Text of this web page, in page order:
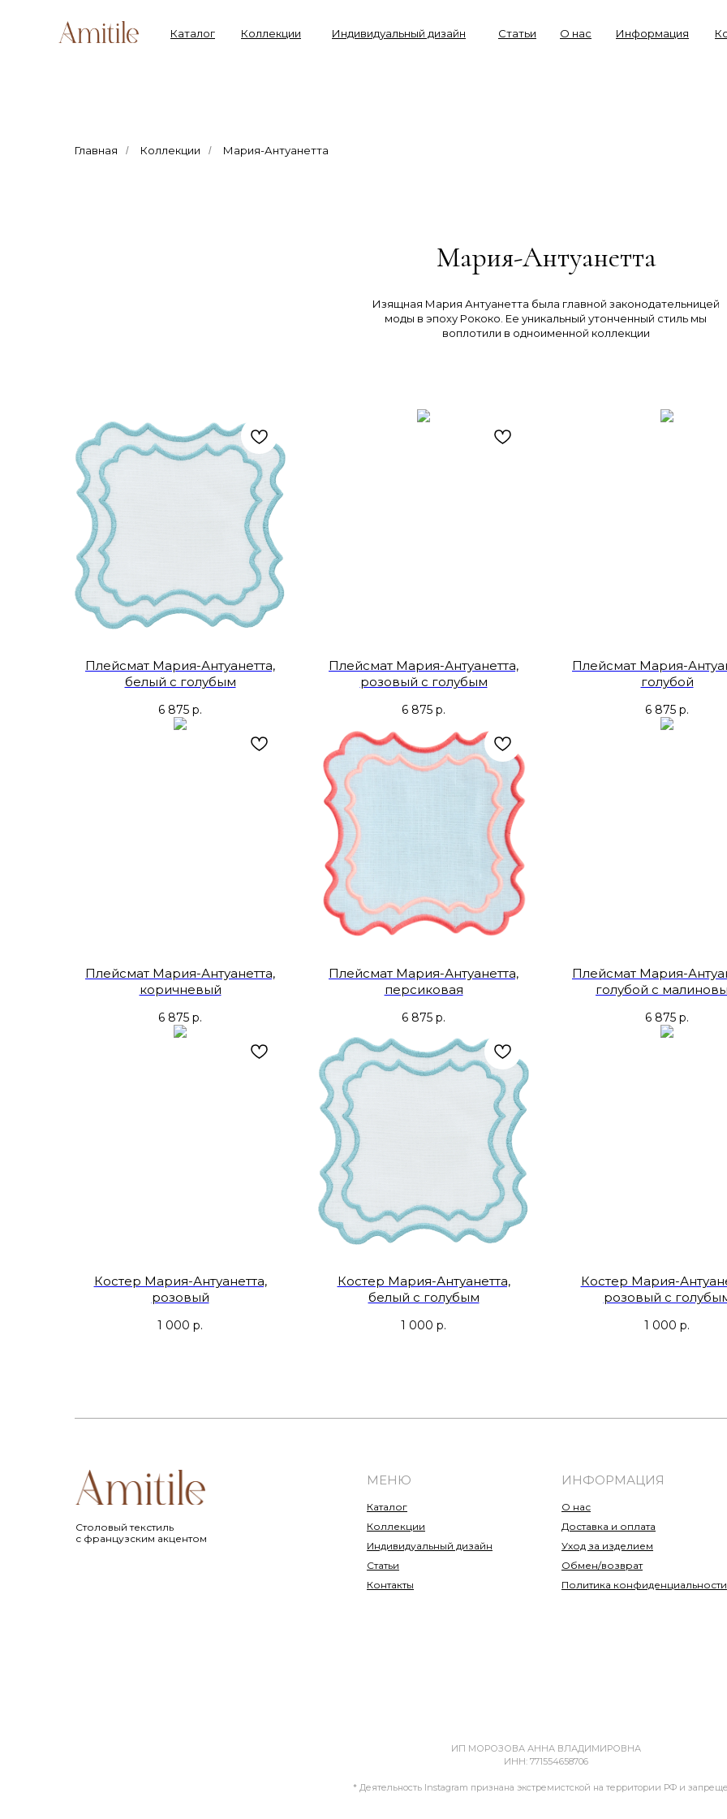
Каталог Коллекции Индивидуальный дизайн Информация
О нас
Статьи
Главная / Коллекции / Мария-Антуанетта
Изящная Мария Антуанетта была главной законодательницей
моды в эпоху Рококо. Ее уникальный утонченный стиль мы
воплотили в одноименной коллекции
Мария-Антуанетта
Плейсмат Мария-Антуанетта,
белый с голубым
6 875 р.
Плейсмат Мария-Антуанетта,
розовый с голубым
6 875 р.
Плейсмат Мария-
голубой
6 875 р.
Плейсмат Мария-Антуанетта,
коричневый
6 875 р.
Плейсмат Мария-Антуанетта,
персиковая
6 875 р.
Плейсмат Мария-
голубой с
6 875 р.
Костер Мария-Антуанетта,
розовый
1 000 р.
Костер Мария-Антуанетта,
белый с голубым
1 000 р.
Костер Мария-
розовый с
1 000 р.
Cтоловый текстиль
с французским акцентом
Каталог
Коллекции
Индивидуальный дизайн
Статьи
Контакты
МЕНЮ
О нас
Доставка и оплата
Уход за изделием
Обмен/возврат
Политика конфиденциальности
ИНФОРМАЦИЯ
ИП МОРОЗОВА АННА ВЛАДИМИРОВНА
ИНН: 771554658706
* Деятельность Instagram признана экстремистской на территории РФ и